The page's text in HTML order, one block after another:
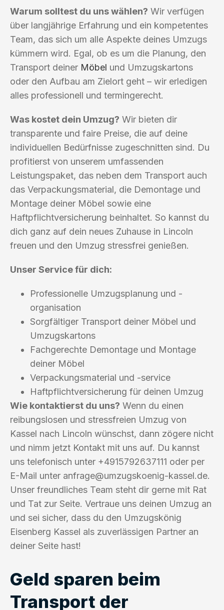
Warum solltest du uns wählen? Wir verfügen
über langjährige Erfahrung und ein kompetentes
Team, das sich um alle Aspekte deines Umzugs
kümmern wird. Egal, ob es um die Planung, den
Transport deiner Möbel und Umzugskartons
oder den Aufbau am Zielort geht – wir erledigen
alles professionell und termingerecht.
Was kostet dein Umzug? Wir bieten dir
transparente und faire Preise, die auf deine
individuellen Bedürfnisse zugeschnitten sind. Du
profitierst von unserem umfassenden
Leistungspaket, das neben dem Transport auch
das Verpackungsmaterial, die Demontage und
Montage deiner Möbel sowie eine
Haftpflichtversicherung beinhaltet. So kannst du
dich ganz auf dein neues Zuhause in Lincoln
freuen und den Umzug stressfrei genießen.
Unser Service für dich:
Professionelle Umzugsplanung und -
organisation
Sorgfältiger Transport deiner Möbel und
Umzugskartons
Fachgerechte Demontage und Montage
deiner Möbel
Verpackungsmaterial und -service
Haftpflichtversicherung für deinen Umzug
Wie kontaktierst du uns? Wenn du einen
reibungslosen und stressfreien Umzug von
Kassel nach Lincoln wünschst, dann zögere nicht
und nimm jetzt Kontakt mit uns auf. Du kannst
uns telefonisch unter +4915792637111 oder per
E-Mail unter anfrage@umzugskoenig-kassel.de.
Unser freundliches Team steht dir gerne mit Rat
und Tat zur Seite. Vertraue uns deinen Umzug an
und sei sicher, dass du den Umzugskönig
Eisenberg Kassel als zuverlässigen Partner an
deiner Seite hast!
Geld sparen beim
Transport der